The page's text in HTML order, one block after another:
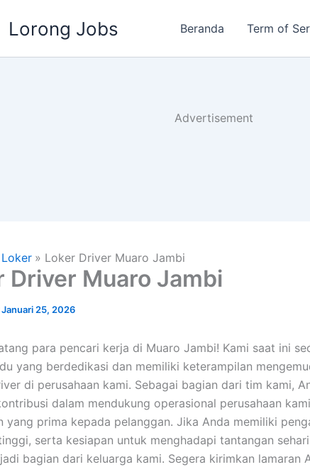
Lorong Jobs Beranda Term of
Advertisement
Loker Loker Driver Muaro Jambi
Driver Muaro Jambi
Januari 25, 2026
para pencari kerja di Muaro Jambi! Kami saat ini
yang berdedikasi dan memiliki keterampilan
di perusahaan kami. Sebagai bagian dari tim kami,
dalam mendukung operasional perusahaan
yang prima kepada pelanggan. Jika Anda memiliki
serta kesiapan untuk menghadapi tantangan
bagian dari keluarga kami. Segera kirimkan lamaran